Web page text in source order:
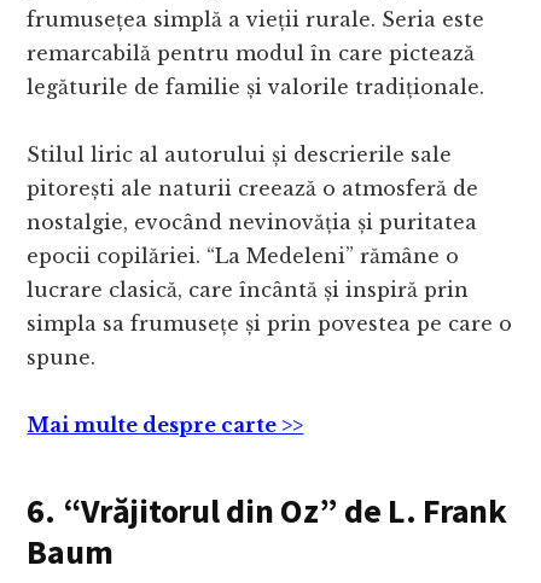
frumusețea simplă a vieții rurale. Seria este
remarcabilă pentru modul în care pictează
legăturile de familie și valorile tradiționale.
Stilul liric al autorului și descrierile sale
pitorești ale naturii creează o atmosferă de
nostalgie, evocând nevinovăția și puritatea
epocii copilăriei. “La Medeleni” rămâne o
lucrare clasică, care încântă și inspiră prin
simpla sa frumusețe și prin povestea pe care o
spune.
Mai multe despre carte >>
6. “Vrăjitorul din Oz” de L. Frank
Baum